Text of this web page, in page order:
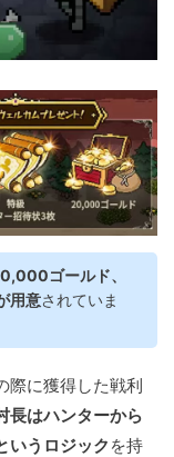
ゴールド、
用意されていま
際に獲得した戦利
長はハンターから
いうロジック を持